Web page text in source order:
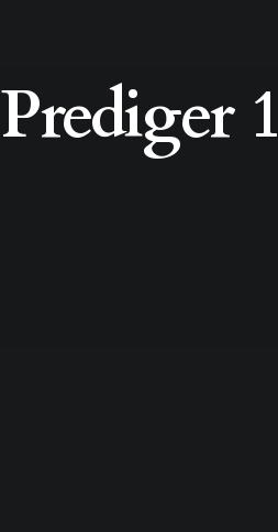
Prediger 1